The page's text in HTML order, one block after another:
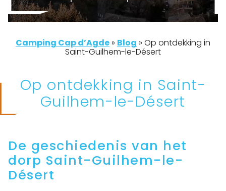
Camping Cap d’Agde » Blog » Op ontdekking in
Saint-Guilhem-le-Désert
Op ontdekking in Saint-
Guilhem-le-Désert
De geschiedenis van het
dorp Saint-Guilhem-le-
Désert